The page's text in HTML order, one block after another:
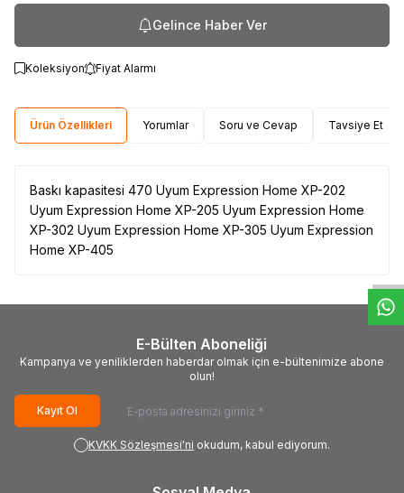
Gelince Haber Ver
Koleksiyon Fiyat Alarmı
Ürün Özellikleri Yorumlar Soru ve Cevap Tavsiye Et
Baskı kapasitesi 470 Uyum Expression Home XP-202
Uyum Expression Home XP-205 Uyum Expression Home
XP-302 Uyum Expression Home XP-305 Uyum Expression
Home XP-405
E-Bülten Aboneliği
Kampanya ve yeniliklerden haberdar olmak için e-bültenimize abone
olun!
Kayıt Ol
KVKK Sözleşmesi'ni okudum, kabul ediyorum.